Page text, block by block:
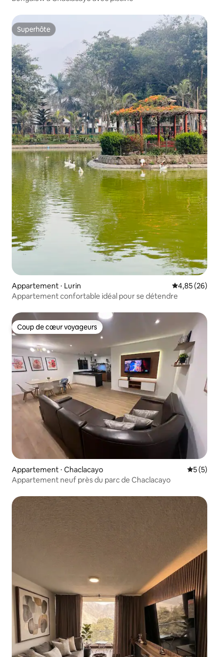
Superhôte
Superhôte
Appartement ⋅ Lurin Évaluation
4,85 (26)
Appartement confortable idéal pour se détendre
Coup de cœur voyageurs
Coup de cœur voyageurs
Appartement ⋅ Chaclacayo
5 (5)
Appartement neuf près du parc de Chaclacayo